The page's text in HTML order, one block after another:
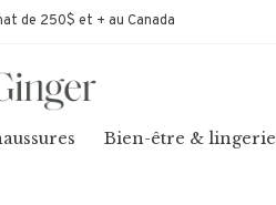
de 250$ et + au Canada
Bien-être & lingerie